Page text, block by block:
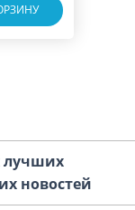
лучших
новостей